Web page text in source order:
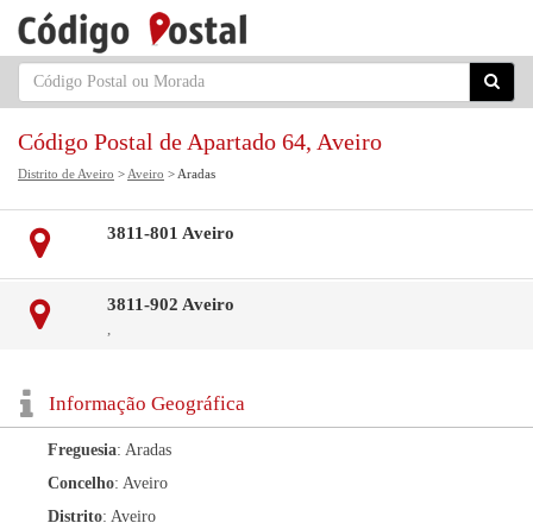
Código Postal de Apartado 64, Aveiro
Distrito de Aveiro > Aveiro > Aradas
3811-801 Aveiro
3811-902 Aveiro
,
Informação Geográfica
Freguesia: Aradas
Concelho: Aveiro
Distrito: Aveiro